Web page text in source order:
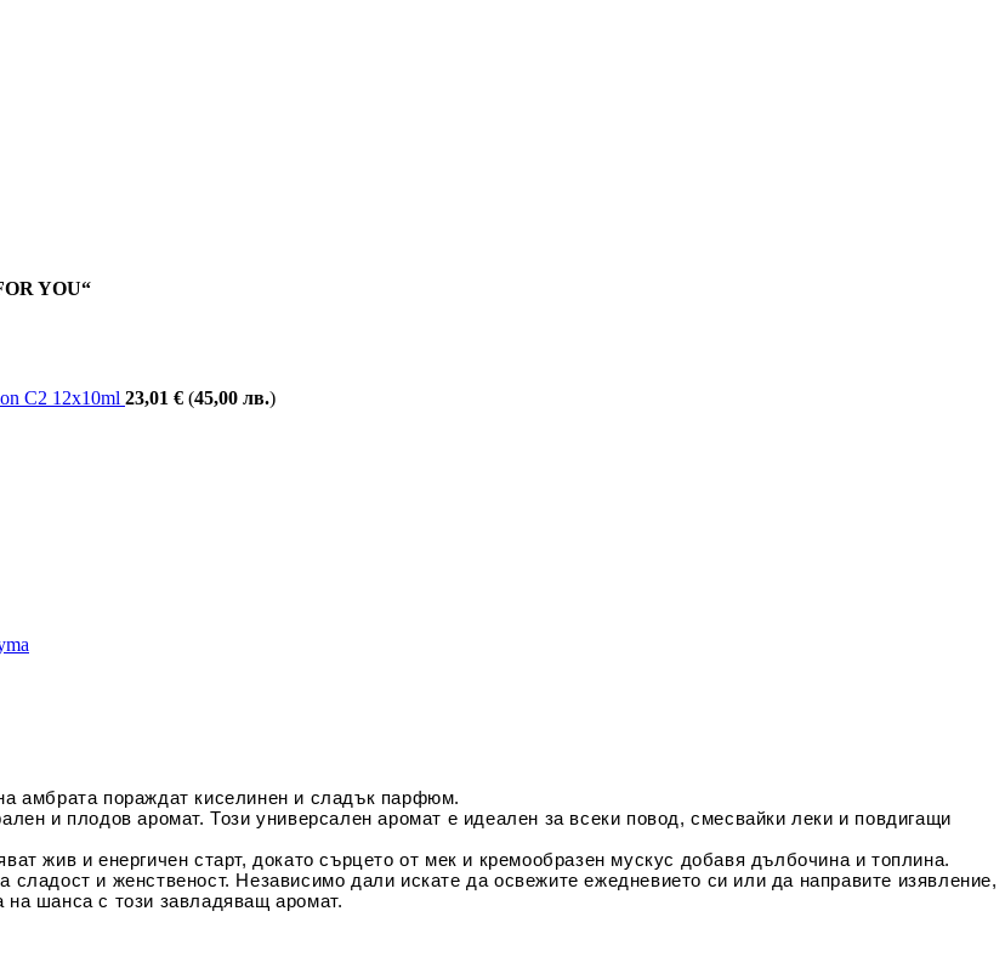
YOU“
С2 12х10ml 23,01 € (45,00 лв.)
амбрата пораждат киселинен и сладък парфюм.
и плодов аромат. Този универсален аромат е идеален за всеки повод, смесвайки леки и повдигащи
жив и енергичен старт, докато сърцето от мек и кремообразен мускус добавя дълбочина и топлина.
и женственост. Независимо дали искате да освежите ежедневието си или да направите изявление,
шанса с този завладяващ аромат.